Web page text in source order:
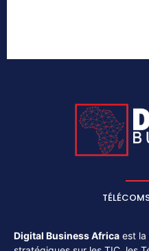
Digital Business Africa est la